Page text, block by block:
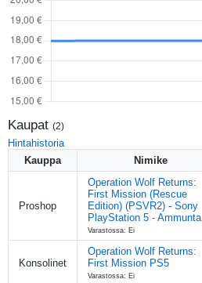
Kaupat (2)
Hintahistoria
Kauppa
Nimike
Proshop
Operation Wolf Returns:
First Mission (Rescue
Edition) (PSVR2) - Sony
PlayStation 5 - Ammunta
Varastossa: Ei
Konsolinet
Operation Wolf Returns:
First Mission PS5
Varastossa: Ei